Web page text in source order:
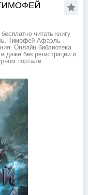
читать книгу
Тимофей Афаэль .
Онлайн библиотека
даже без регистрации и
портале